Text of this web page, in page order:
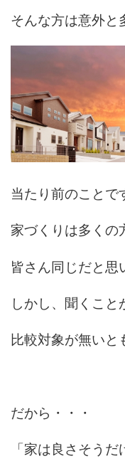
そんな方は意外と
当たり前のことで
家づくりは多くの
皆さん同じだと思
しかし、聞くこ
比較対象が無いと
だから・・・
「家は良さそう